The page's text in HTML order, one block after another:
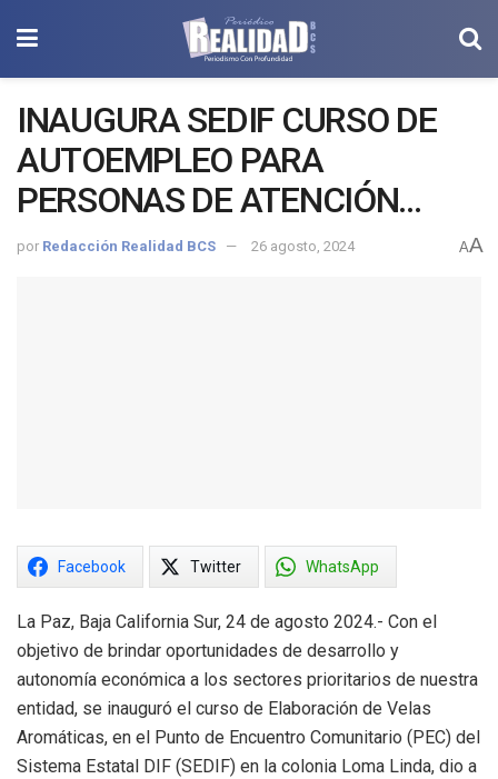
INAUGURA SEDIF CURSO DE
AUTOEMPLEO PARA
PERSONAS DE ATENCIÓN
PRIORITARIA
por Redacción Realidad BCS 26 agosto, 2024 AA
Facebook Twitter WhatsApp
La Paz, Baja California Sur, 24 de agosto 2024.- Con el
objetivo de brindar oportunidades de desarrollo y
autonomía económica a los sectores prioritarios de nuestra
entidad, se inauguró el curso de Elaboración de Velas
Aromáticas, en el Punto de Encuentro Comunitario (PEC) del
Sistema Estatal DIF (SEDIF) en la colonia Loma Linda, dio a